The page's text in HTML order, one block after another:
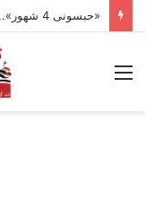
القائمة